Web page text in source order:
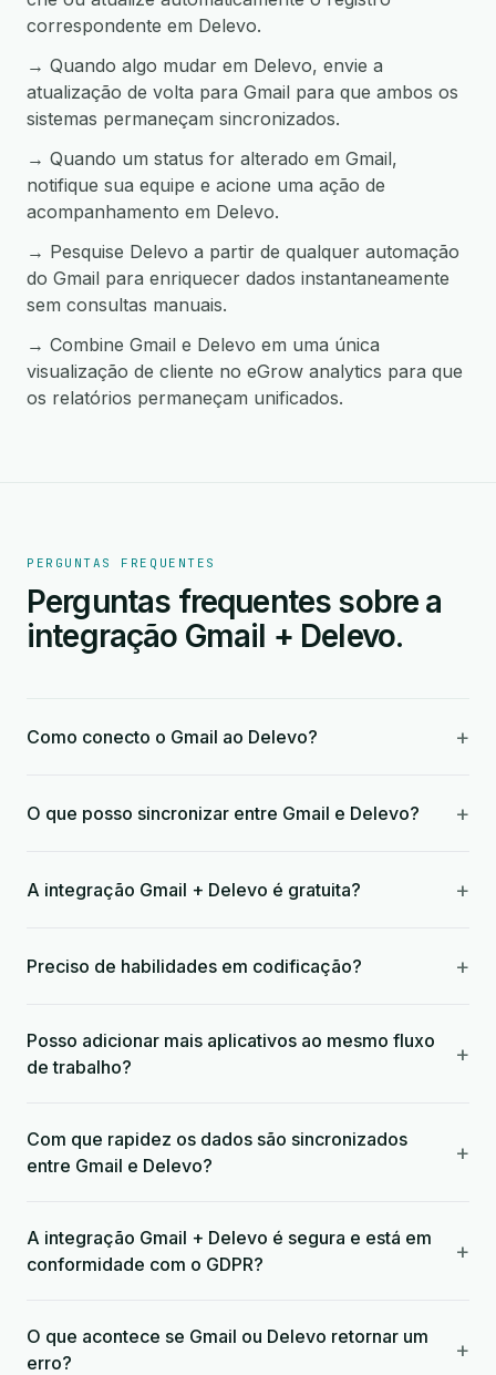
correspondente em Delevo.
→ Quando algo mudar em Delevo, envie a
atualização de volta para Gmail para que ambos os
sistemas permaneçam sincronizados.
→ Quando um status for alterado em Gmail,
notifique sua equipe e acione uma ação de
acompanhamento em Delevo.
→ Pesquise Delevo a partir de qualquer automação
do Gmail para enriquecer dados instantaneamente
sem consultas manuais.
→ Combine Gmail e Delevo em uma única
visualização de cliente no eGrow analytics para que
os relatórios permaneçam unificados.
PERGUNTAS FREQUENTES
Perguntas frequentes sobre a
integração Gmail + Delevo.
Como conecto o Gmail ao Delevo? +
O que posso sincronizar entre Gmail e Delevo? +
A integração Gmail + Delevo é gratuita? +
Preciso de habilidades em codificação? +
Posso adicionar mais aplicativos ao mesmo fluxo
de trabalho?
+
Com que rapidez os dados são sincronizados
entre Gmail e Delevo?
+
A integração Gmail + Delevo é segura e está em
conformidade com o GDPR?
+
O que acontece se Gmail ou Delevo retornar um
erro?
+